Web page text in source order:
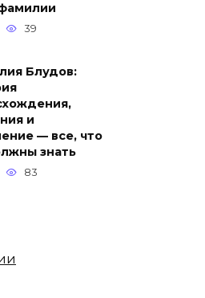
39
Блудов:
и
— все, что
знать
83